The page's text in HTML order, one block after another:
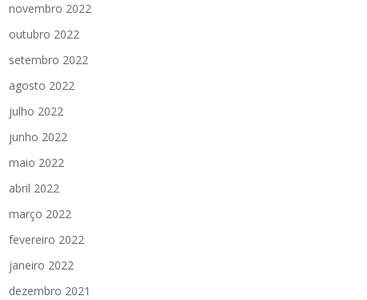
novembro 2022
outubro 2022
setembro 2022
agosto 2022
julho 2022
junho 2022
maio 2022
abril 2022
março 2022
fevereiro 2022
janeiro 2022
dezembro 2021